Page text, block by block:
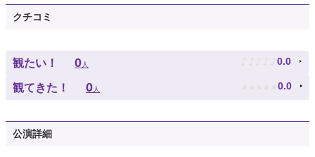
クチコミ
観たい！ 0人 ♪ ♪ ♪ ♪ ♪ 0.0
観てきた！ 0人 ★ ★ ★ ★ ★ 0.0
公演詳細